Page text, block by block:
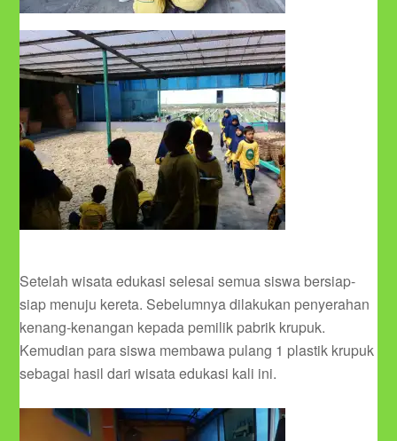
Setelah wisata edukasi selesai semua siswa bersiap-
siap menuju kereta. Sebelumnya dilakukan penyerahan
kenang-kenangan kepada pemilik pabrik krupuk.
Kemudian para siswa membawa pulang 1 plastik krupuk
sebagai hasil dari wisata edukasi kali ini.